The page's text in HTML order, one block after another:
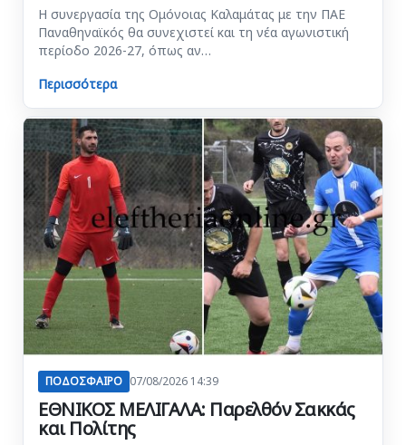
Η συνεργασία της Ομόνοιας Καλαμάτας με την ΠΑΕ
Παναθηναϊκός θα συνεχιστεί και τη νέα αγωνιστική
περίοδο 2026-27, όπως αν…
Περισσότερα
ΠΟΔΟΣΦΑΙΡΟ 07/08/2026 14:39
ΕΘΝΙΚΟΣ ΜΕΛΙΓΑΛΑ: Παρελθόν Σακκάς
και Πολίτης